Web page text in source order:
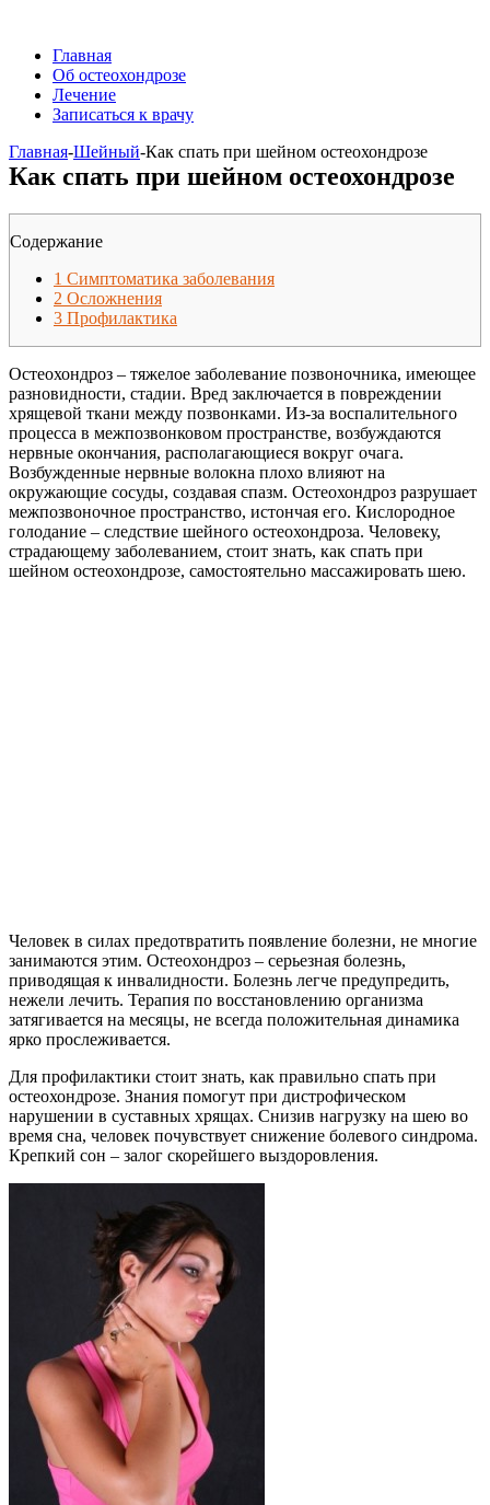
Главная
Об остеохондрозе
Лечение
Записаться к врачу
Главная-Шейный-Как спать при шейном остеохондрозе
Как спать при шейном остеохондрозе
Содержание
1 Симптоматика заболевания
2 Осложнения
3 Профилактика
Остеохондроз – тяжелое заболевание позвоночника, имеющее
разновидности, стадии. Вред заключается в повреждении
хрящевой ткани между позвонками. Из-за воспалительного
процесса в межпозвонковом пространстве, возбуждаются
нервные окончания, располагающиеся вокруг очага.
Возбужденные нервные волокна плохо влияют на
окружающие сосуды, создавая спазм. Остеохондроз разрушает
межпозвоночное пространство, истончая его. Кислородное
голодание – следствие шейного остеохондроза. Человеку,
страдающему заболеванием, стоит знать, как спать при
шейном остеохондрозе, самостоятельно массажировать шею.
Человек в силах предотвратить появление болезни, не многие
занимаются этим. Остеохондроз – серьезная болезнь,
приводящая к инвалидности. Болезнь легче предупредить,
нежели лечить. Терапия по восстановлению организма
затягивается на месяцы, не всегда положительная динамика
ярко прослеживается.
Для профилактики стоит знать, как правильно спать при
остеохондрозе. Знания помогут при дистрофическом
нарушении в суставных хрящах. Снизив нагрузку на шею во
время сна, человек почувствует снижение болевого синдрома.
Крепкий сон – залог скорейшего выздоровления.